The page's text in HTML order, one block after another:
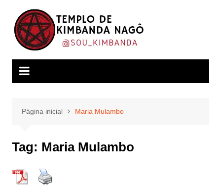
conteúdo
Página inicial Maria Mulambo
Tag: Maria Mulambo